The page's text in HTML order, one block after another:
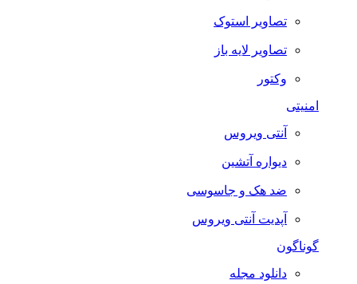
تصاویر استوک
تصاویر لایه باز
وکتور
امنیتی
آنتی ویروس
دیواره آتشین
ضد هک و جاسوسی
آپدیت آنتی ویروس
گوناگون
دانلود مجله